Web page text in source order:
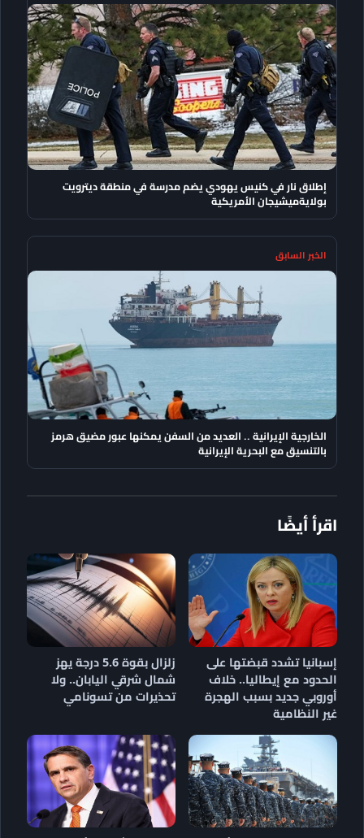
إطلاق نار في كنيس يهودي يضم مدرسة في منطقة ديترويت
بولايةميشيجان الأمريكية
الخبر السابق
الخارجية الإيرانية .. العديد من السفن يمكنها عبور مضيق هرمز
بالتنسيق مع البحرية الإيرانية
اقرأ أيضًا
إسبانيا تشدد قبضتها على
الحدود مع إيطاليا.. خلاف
أوروبي جديد بسبب الهجرة
غير النظامية
زلزال بقوة 5.6 درجة يهز
شمال شرقي اليابان.. ولا
تحذيرات من تسونامي